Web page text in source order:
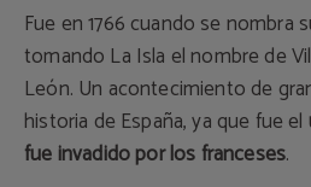
Fue en 1766 cuando se nombra
tomando La Isla el nombre de
León. Un acontecimiento de
historia de España, ya que fue el
fue invadido por los franceses.